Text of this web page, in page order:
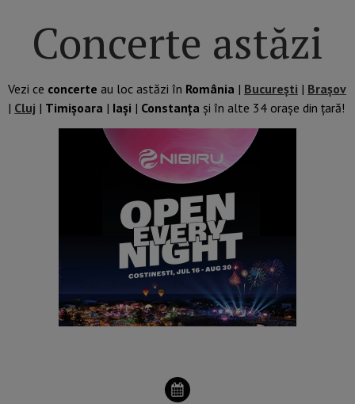
Concerte astăzi
Vezi ce concerte au loc astăzi în România | București | Brașov
| Cluj | Timișoara | Iași | Constanța și în alte 34 orașe din țară!